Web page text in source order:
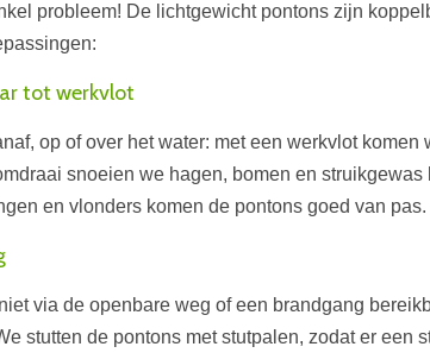
probleem! De lichtgewicht pontons zijn
tot werkvlot
op of over het water: met een werkvlot
snoeien we hagen, bomen en
en vlonders komen de pontons goed van pas.
via de openbare weg of een brandgang
stutten de pontons met stutpalen, zodat er een